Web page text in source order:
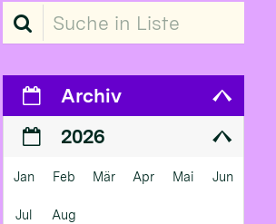
Suche in Liste
Archiv
2026
Jan Feb Mär Apr Mai Jun
Jul Aug